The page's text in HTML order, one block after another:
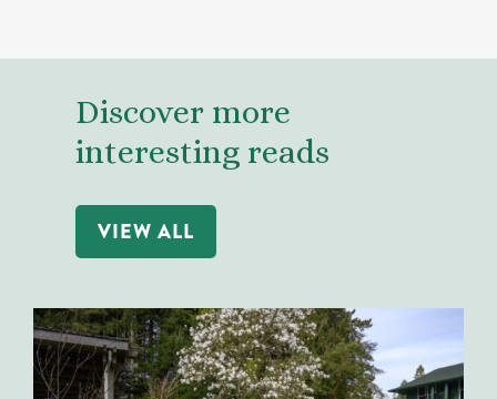
Discover more
interesting reads
VIEW ALL